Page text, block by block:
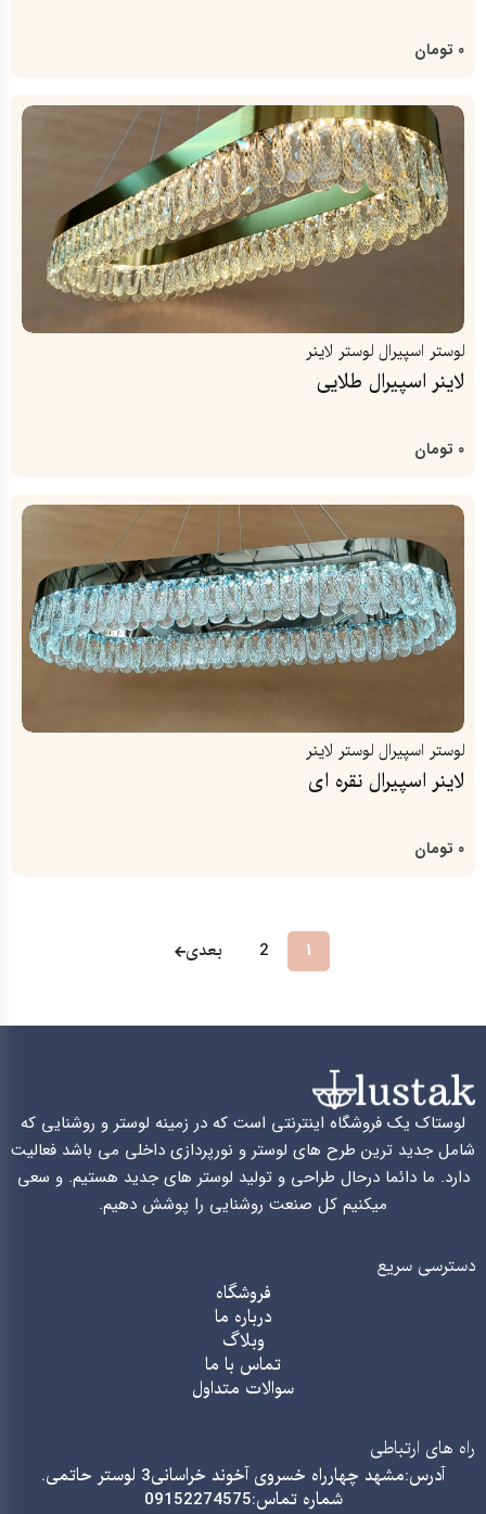
0 تومان
لوستر اسپیرال لوستر لاینر
لاینر اسپیرال طلایی
0 تومان
لوستر اسپیرال لوستر لاینر
لاینر اسپیرال نقره ای
0 تومان
1
2 بعدی
لوستاک یک فروشگاه اینترنتی است که در زمینه لوستر و روشنایی که
شامل جدید ترین طرح های لوستر و نورپردازی داخلی می باشد فعالیت
دارد. ما دائما درحال طراحی و تولید لوستر های جدید هستیم. و سعی
میکنیم کل صنعت روشنایی را پوشش دهیم.
دسترسی سریع
فروشگاه
درباره ما
وبلاگ
تماس با ما
سوالات متداول
راه های ارتباطی
آدرس:مشهد چهارراه خسروی آخوند خراسانی3 لوستر حاتمی.
شماره تماس:09152274575